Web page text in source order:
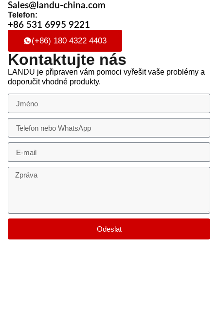
Sales@landu-china.com
Telefon:
+86 531 6995 9221
(+86) 180 4322 4403
Kontaktujte nás
LANDU je připraven vám pomoci vyřešit vaše problémy a
doporučit vhodné produkty.
Odeslat